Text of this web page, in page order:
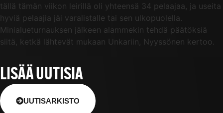
tällä tämän viikon leirillä oli yhteensä 34 pelaajaa, ja useita
hyviä pelaajia jäi varalistalle tai sen ulkopuolella.
Minialueturnauksen jälkeen alammekin tehdä päätöksiä
siitä, ketkä lähtevät mukaan Unkariin, Nyyssönen kertoo.
LISÄÄ UUTISIA
UUTISARKISTO